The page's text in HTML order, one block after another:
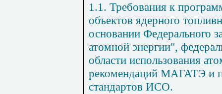
1.1. Требования к
объектов ядерного
основании Федерального
атомной энергии",
области использования
рекомендаций МАГАТЭ и
стандартов ИСО.